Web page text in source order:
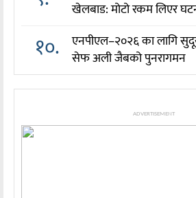
खेलबाड: मोटो रकम लिएर
१०.
एनपीएल–२०२६ का लागि
सेफ अली जैबको पुनरागमन
ADVERTISEMENT